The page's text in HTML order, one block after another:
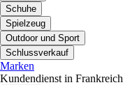
Schuhe
Spielzeug
Outdoor und Sport
Schlussverkauf
Marken
Kundendienst in Frankreich